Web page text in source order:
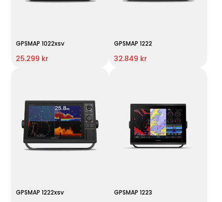
GPSMAP 1022xsv
25.299 kr
GPSMAP 1222
32.849 kr
GPSMAP 1222xsv GPSMAP 1223